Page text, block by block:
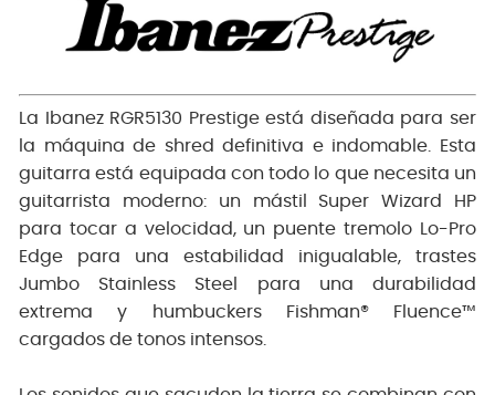
La Ibanez RGR5130 Prestige está diseñada para ser
la máquina de shred definitiva e indomable. Esta
guitarra está equipada con todo lo que necesita un
guitarrista moderno: un mástil Super Wizard HP
para tocar a velocidad, un puente tremolo Lo-Pro
Edge para una estabilidad inigualable, trastes
Jumbo Stainless Steel para una durabilidad
extrema y humbuckers Fishman® Fluence™
cargados de tonos intensos.